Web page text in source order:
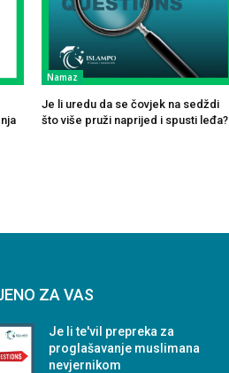
Namaz
Je li uredu da se čovjek na sedždi
što više pruži naprijed i spusti leđa?
ZA VAS
Je li te'vil prepreka za
proglašavanje muslimana
nevjernikom